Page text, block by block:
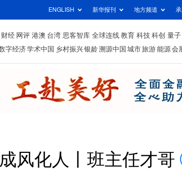
ENGLISH 新华报刊 地方频道
财经 网评 港澳 台湾 思客智库 全球连线 教育 科技 科创 量子
字经济学术中国 乡村振兴银龄溯源中国 城市旅游 能源 会
成风化人丨班主任才哥